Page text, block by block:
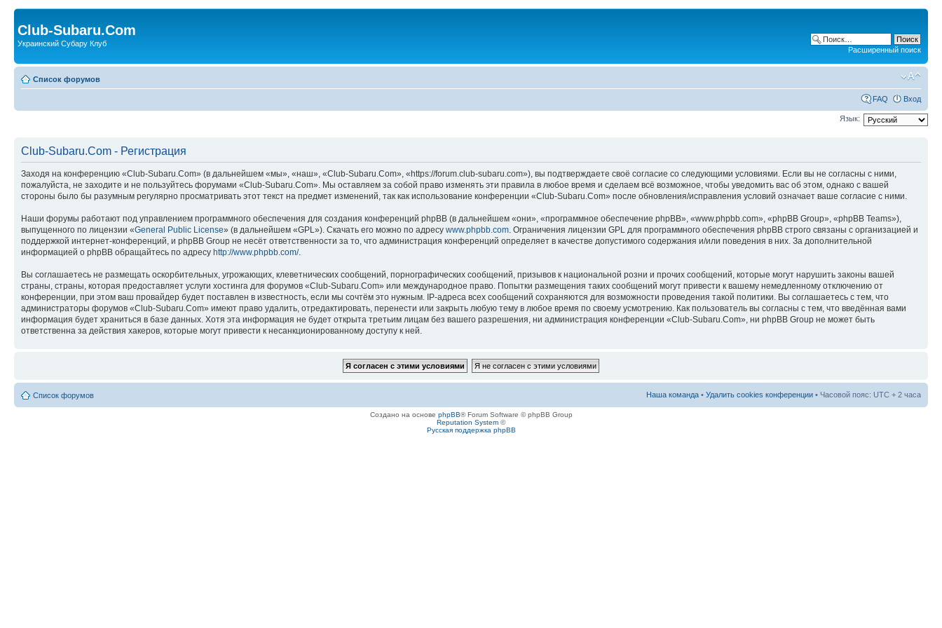
Club-Subaru.Com
Украинский Субару Клуб
Расширенный поиск
Список форумов
FAQ Вход
Язык:
Club-Subaru.Com - Регистрация
Заходя на конференцию «Club-Subaru.Com» (в дальнейшем «мы», «наш», «Club-Subaru.Com», «https://forum.club-subaru.com»), вы подтверждаете своё согласие со следующими условиями. Если вы не согласны с ними,
пожалуйста, не заходите и не пользуйтесь форумами «Club-Subaru.Com». Мы оставляем за собой право изменять эти правила в любое время и сделаем всё возможное, чтобы уведомить вас об этом, однако с вашей
стороны было бы разумным регулярно просматривать этот текст на предмет изменений, так как использование конференции «Club-Subaru.Com» после обновления/исправления условий означает ваше согласие с ними.
Наши форумы работают под управлением программного обеспечения для создания конференций phpBB (в дальнейшем «они», «программное обеспечение phpBB», «www.phpbb.com», «phpBB Group», «phpBB Teams»),
выпущенного по лицензии «General Public License» (в дальнейшем «GPL»). Скачать его можно по адресу www.phpbb.com. Ограничения лицензии GPL для программного обеспечения phpBB строго связаны с организацией и
поддержкой интернет-конференций, и phpBB Group не несёт ответственности за то, что администрация конференций определяет в качестве допустимого содержания и/или поведения в них. За дополнительной
информацией о phpBB обращайтесь по адресу http://www.phpbb.com/.
Вы соглашаетесь не размещать оскорбительных, угрожающих, клеветнических сообщений, порнографических сообщений, призывов к национальной розни и прочих сообщений, которые могут нарушить законы вашей
страны, страны, которая предоставляет услуги хостинга для форумов «Club-Subaru.Com» или международное право. Попытки размещения таких сообщений могут привести к вашему немедленному отключению от
конференции, при этом ваш провайдер будет поставлен в известность, если мы сочтём это нужным. IP-адреса всех сообщений сохраняются для возможности проведения такой политики. Вы соглашаетесь с тем, что
администраторы форумов «Club-Subaru.Com» имеют право удалить, отредактировать, перенести или закрыть любую тему в любое время по своему усмотрению. Как пользователь вы согласны с тем, что введённая вами
информация будет храниться в базе данных. Хотя эта информация не будет открыта третьим лицам без вашего разрешения, ни администрация конференции «Club-Subaru.Com», ни phpBB Group не может быть
ответственна за действия хакеров, которые могут привести к несанкционированному доступу к ней.
Список форумов Наша команда • Удалить cookies конференции • Часовой пояс: UTC + 2 часа
Создано на основе phpBB® Forum Software © phpBB Group
Reputation System ©
Русская поддержка phpBB